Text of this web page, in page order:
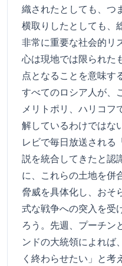
織されたとしても、つ
横取りしたとしても、
非常に重要な社会的リ
心は現地では限られた
点となることを意味す
すべてのロシア人が、
メリトポリ、ハリコフ
解しているわけではな
レビで毎日放送される
説を統合してきたと認
に、これらの土地を併
脅威を具体化し、おそ
式な戦争への突入を受
ろう。先週、プーチン
ンドの大統領によれば
く終わらせたい」と考